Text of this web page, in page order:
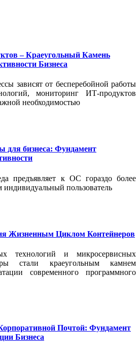
– Краеугольный Камень
Бизнеса
зависят от бесперебойной работы
мониторинг ИТ-продуктов
необходимостью
для бизнеса: Фундамент
предъявляет к ОС гораздо более
индивидуальный пользователь
Жизненным Циклом Контейнеров
технологий и микросервисных
стали краеугольным камнем
современного программного
Почтой: Фундамент
Бизнеса